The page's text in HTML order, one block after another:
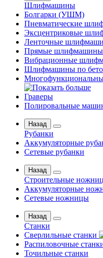
Шлифмашины
Бoлгаpки (УШM)
Пневматические
Эксцентриковые
Ленточные
Прямые шлифмашины
Вибрационные
Шлифмашины по
Граверы
Полировальные
Назад
Рубанки
Аккумуляторные
Сетевые рубанки
Назад
Строительные
Аккумуляторные
Сетевые ножницы
Назад
Станки
Сверлильные станки
Распиловочные
Точильные станки